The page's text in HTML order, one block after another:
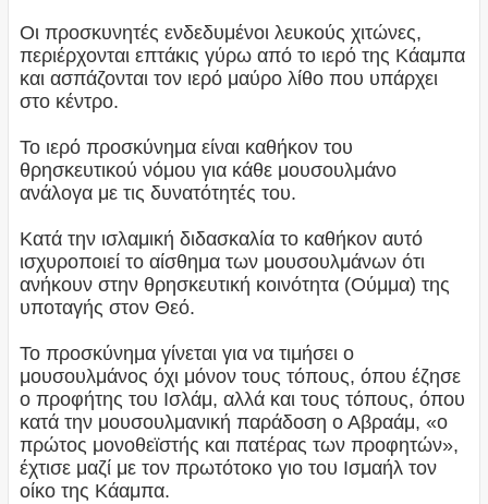
Οι προσκυνητές ενδεδυμένοι λευκούς χιτώνες,
περιέρχονται επτάκις γύρω από το ιερό της Κάαμπα
και ασπάζονται τον ιερό μαύρο λίθο που υπάρχει
στο κέντρο.
Το ιερό προσκύνημα είναι καθήκον του
θρησκευτικού νόμου για κάθε μουσουλμάνο
ανάλογα με τις δυνατότητές του.
Κατά την ισλαμική διδασκαλία το καθήκον αυτό
ισχυροποιεί το αίσθημα των μουσουλμάνων ότι
ανήκουν στην θρησκευτική κοινότητα (Ούμμα) της
υποταγής στον Θεό.
Το προσκύνημα γίνεται για να τιμήσει ο
μουσουλμάνος όχι μόνον τους τόπους, όπου έζησε
ο προφήτης του Ισλάμ, αλλά και τους τόπους, όπου
κατά την μουσουλμανική παράδοση ο Αβραάμ, «ο
πρώτος μονοθεϊστής και πατέρας των προφητών»,
έχτισε μαζί με τον πρωτότοκο γιο του Ισμαήλ τον
οίκο της Κάαμπα.